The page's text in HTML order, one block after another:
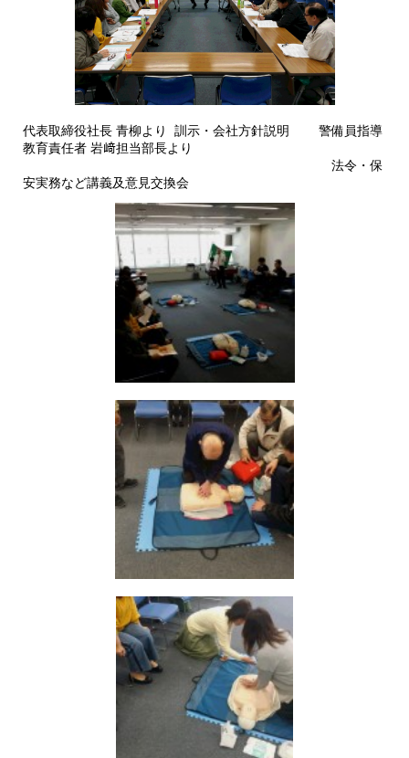
代表取締役社長 青柳より 訓示・会社方針説明 警備員指導
教育責任者 岩﨑担当部長より
法令・保
安実務など講義及意見交換会